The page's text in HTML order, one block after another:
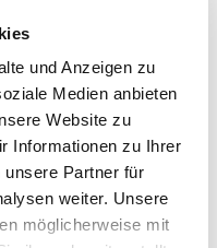
und Anzeigen zu
Medien anbieten
Website zu
Informationen zu Ihrer
unsere Partner für
weiter. Unsere
möglicherweise mit
Traumatologie, Uniklinik